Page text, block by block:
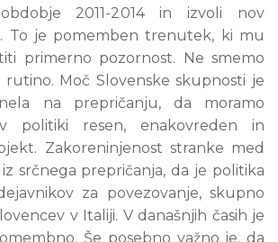
2011-2014 in izvoli nov
To je pomemben trenutek, ki mu
primerno pozornost. Ne smemo
Moč Slovenske skupnosti je
na prepričanju, da moramo
politiki resen, enakovreden in
Zakoreninjenost stranke med
srčnega prepričanja, da je politika
za povezovanje, skupno
v Italiji. V današnjih časih je
Še posebno važno je, da